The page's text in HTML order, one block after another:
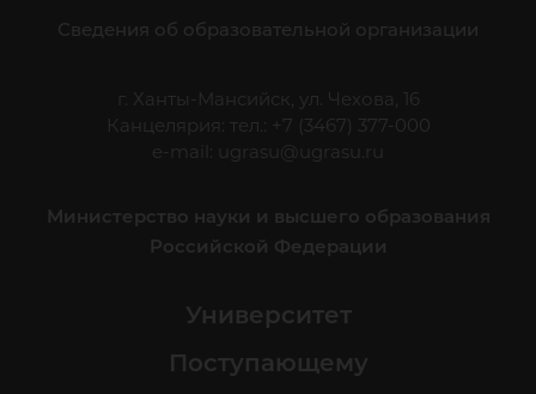
Сведения об образовательной организации
г. Ханты-Мансийск, ул. Чехова, 16
Канцелярия: тел.: +7 (3467) 377-000
e-mail:
ugrasu@ugrasu.ru
Министерство науки и высшего образования
Российской Федерации
Университет
Поступающему